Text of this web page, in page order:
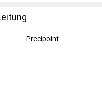
Precipoint